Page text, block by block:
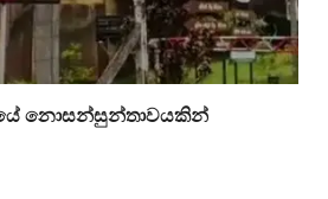
නොසන්සුන්තාවයකින්